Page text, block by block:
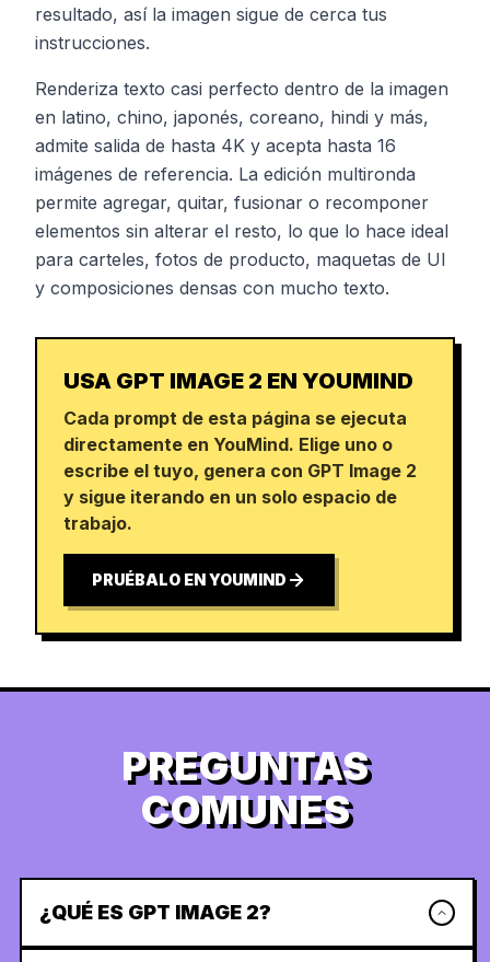
resultado, así la imagen sigue de cerca tus
instrucciones.
Renderiza texto casi perfecto dentro de la imagen
en latino, chino, japonés, coreano, hindi y más,
admite salida de hasta 4K y acepta hasta 16
imágenes de referencia. La edición multironda
permite agregar, quitar, fusionar o recomponer
elementos sin alterar el resto, lo que lo hace ideal
para carteles, fotos de producto, maquetas de UI
y composiciones densas con mucho texto.
USA GPT IMAGE 2 EN YOUMIND
Cada prompt de esta página se ejecuta
directamente en YouMind. Elige uno o
escribe el tuyo, genera con GPT Image 2
y sigue iterando en un solo espacio de
trabajo.
PRUÉBALO EN YOUMIND
PREGUNTAS
COMUNES
¿QUÉ ES GPT IMAGE 2?